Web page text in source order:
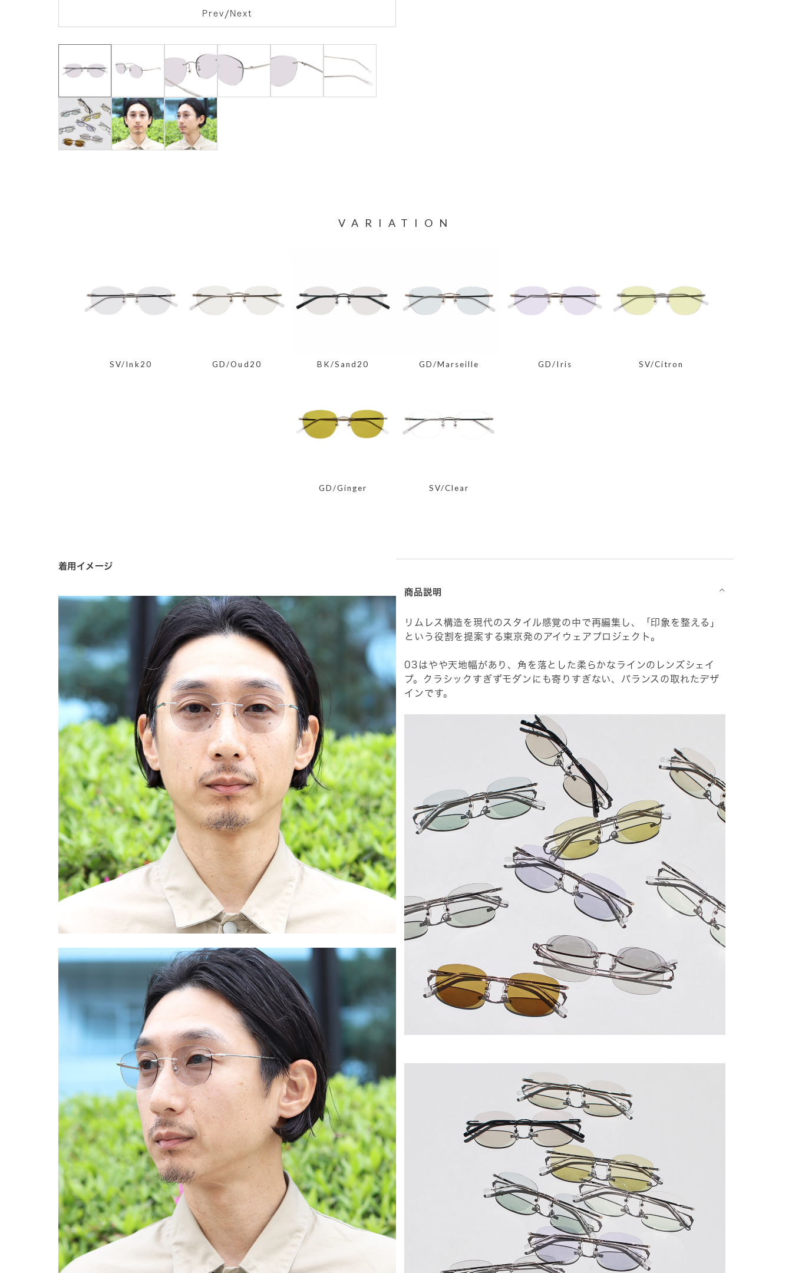
Prev / Next
VARIATION
SV/Ink20 GD/Oud20 BK/Sand20 GD/Marseille GD/Iris SV/Citron
GD/Ginger SV/Clear
着用イメージ
商品説明 ⌵
リムレス構造を現代のスタイル感覚の中で再編集し、「印象を整える」
という役割を提案する東京発のアイウェアプロジェクト。
03はやや天地幅があり、角を落とした柔らかなラインのレンズシェイ
プ。クラシックすぎずモダンにも寄りすぎない、バランスの取れたデザ
インです。